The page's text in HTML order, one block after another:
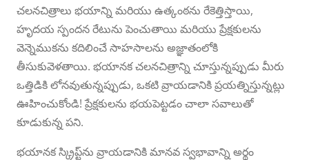
చలనచిత్రాలు భయాన్ని మరియు ఉత్కంఠను రేకెత్తిస్తాయి,
హృదయ స్పందన రేటును పెంచుతాయి మరియు ప్రేక్షకులను
వెన్నెముకను కదిలించే సాహసాలను అజ్ఞాతంలోకి
తీసుకువెళతాయి. భయానక చలనచిత్రాన్ని చూస్తున్నప్పుడు మీరు
ఒత్తిడికి లోనవుతున్నప్పుడు, ఒకటి వ్రాయడానికి ప్రయత్నిస్తున్నట్లు
ఊహించుకోండి! ప్రేక్షకులను భయపెట్టడం చాలా సవాలుతో
కూడుకున్న పని.
భయానక స్క్రిప్ట్‌ను వ్రాయడానికి మానవ స్వభావాన్ని అర్థం